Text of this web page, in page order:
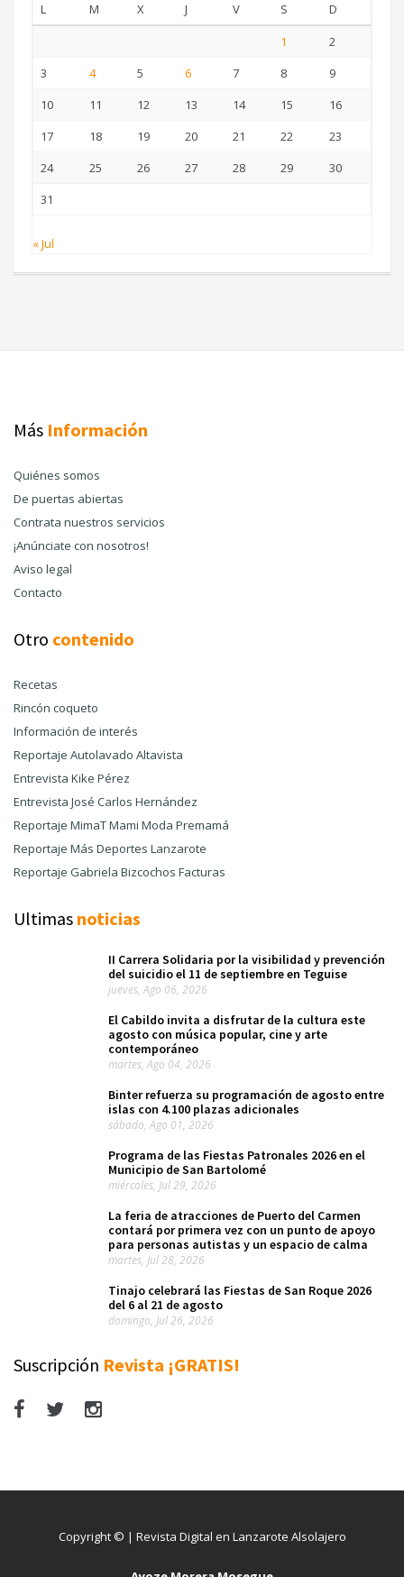
L M X J V S
D
1
2
3
4 5 6 7 8
9
10
11 12 13 14 15
16
17
18 19 20 21 22
23
24
25 26 27 28 29
30
31
« Jul
Más Información
Quiénes somos
De puertas abiertas
Contrata nuestros servicios
¡Anúnciate con nosotros!
Aviso legal
Contacto
Otro contenido
Recetas
Rincón coqueto
Información de interés
Reportaje Autolavado Altavista
Entrevista Kike Pérez
Entrevista José Carlos Hernández
Reportaje MimaT Mami Moda Premamá
Reportaje Más Deportes Lanzarote
Reportaje Gabriela Bizcochos Facturas
Ultimas noticias
II Carrera Solidaria por la visibilidad y prevención
del suicidio el 11 de septiembre en Teguise
jueves, Ago 06, 2026
El Cabildo invita a disfrutar de la cultura este
agosto con música popular, cine y arte
contemporáneo
martes, Ago 04, 2026
Binter refuerza su programación de agosto entre
islas con 4.100 plazas adicionales
sábado, Ago 01, 2026
Programa de las Fiestas Patronales 2026 en el
Municipio de San Bartolomé
miércoles, Jul 29, 2026
La feria de atracciones de Puerto del Carmen
contará por primera vez con un punto de apoyo
para personas autistas y un espacio de calma
martes, Jul 28, 2026
Tinajo celebrará las Fiestas de San Roque 2026
del 6 al 21 de agosto
domingo, Jul 26, 2026
Suscripción Revista ¡GRATIS!
Copyright © | Revista Digital en Lanzarote Alsolajero